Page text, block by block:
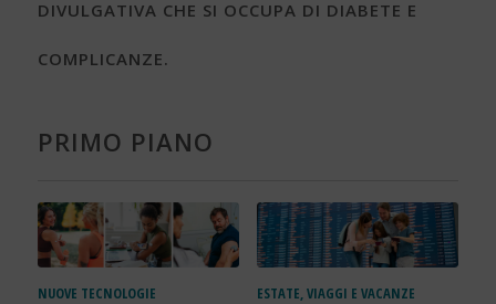
DIVULGATIVA CHE SI OCCUPA DI DIABETE E
COMPLICANZE.
PRIMO PIANO
NUOVE TECNOLOGIE ESTATE, VIAGGI E VACANZE